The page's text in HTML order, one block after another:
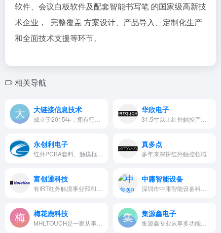
软件、会议白板软件及配套智能书写笔 的国家级高新技
术企业， 完整覆盖 方案设计、产品导入、定制化生产
和全面技术支援等环节。
相关导航
大链接信息技术 华欣电子
永创利电子 真多点
多年来深耕红外触控领域
富创通科技 中庸智能设备
梅花鹿科技 集源鑫电子